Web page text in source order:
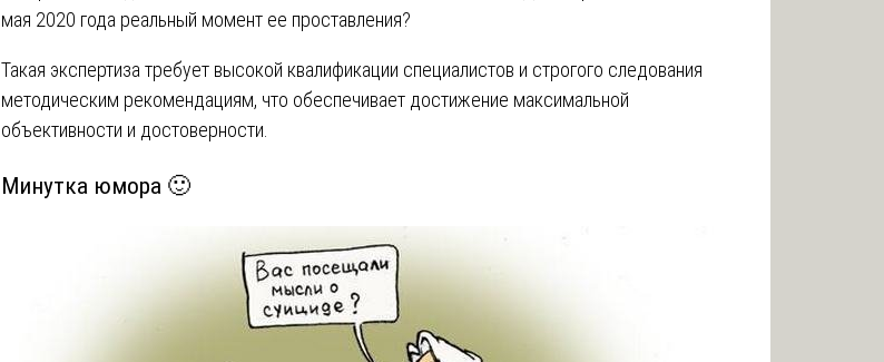
мая 2020 года реальный момент ее проставления?
Такая экспертиза требует высокой квалификации специалистов и строгого следования
методическим рекомендациям, что обеспечивает достижение максимальной
объективности и достоверности.
Минутка юмора 🙂